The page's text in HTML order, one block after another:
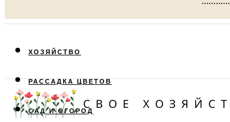
ХОЗЯЙСТВО
РАССАДКА ЦВЕТОВ
САД И ОГОРОД